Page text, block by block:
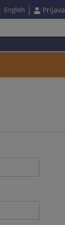
English Prijava